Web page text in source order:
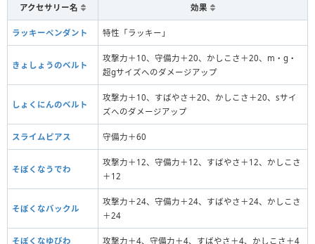
アクセサリー名 効果
ラッキーペンダント 特性「ラッキー」
きょしょうのベルト
攻撃力＋10、守備力＋20、かしこさ＋20、m・g・
超gサイズへのダメージアップ
しょくにんのベルト
攻撃力＋10、すばやさ＋20、かしこさ＋20、sサイ
ズへのダメージアップ
スライムピアス 守備力＋60
そぼくなうでわ
攻撃力＋12、守備力＋12、すばやさ＋12、かしこさ
＋12
そぼくなバックル
攻撃力＋24、守備力＋24、すばやさ＋24、かしこさ
＋24
そぼくなゆびわ 攻撃力＋4、守備力＋4、すばやさ＋4、かしこさ＋4